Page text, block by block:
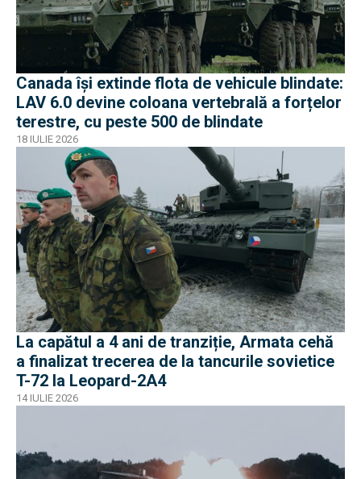
Canada își extinde flota de vehicule blindate:
LAV 6.0 devine coloana vertebrală a forțelor
terestre, cu peste 500 de blindate
18 IULIE 2026
La capătul a 4 ani de tranziție, Armata cehă
a finalizat trecerea de la tancurile sovietice
T-72 la Leopard-2A4
14 IULIE 2026